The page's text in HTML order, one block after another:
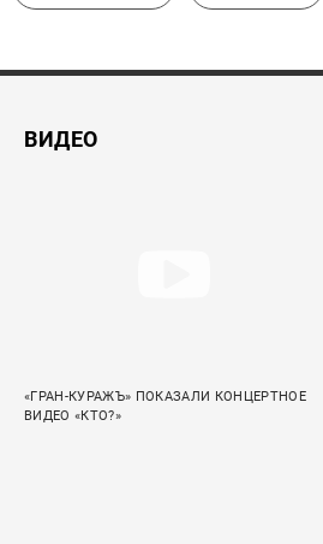
ВИДЕО
«ГРАН-КУРАЖЪ» ПОКАЗАЛИ КОНЦЕРТНОЕ
ВИДЕО «КТО?»